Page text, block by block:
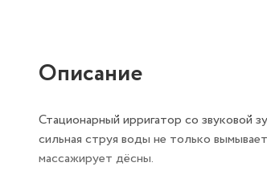
Описание
Стационарный ирригатор со
сильная струя воды не только
массажирует дёсны.